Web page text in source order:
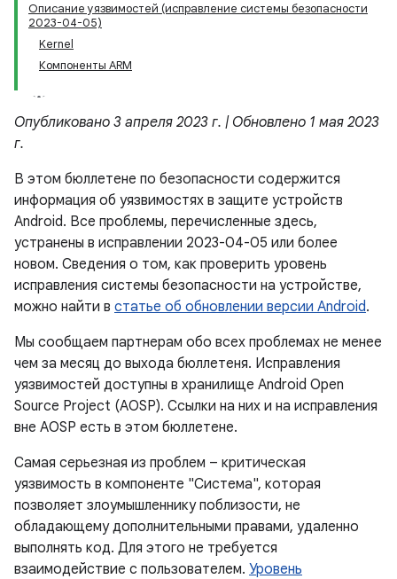
Описание уязвимостей (исправление системы безопасности
2023-04-05)
Kernel
Компоненты ARM
Опубликовано 3 апреля 2023 г. | Обновлено 1 мая 2023
г.
В этом бюллетене по безопасности содержится
информация об уязвимостях в защите устройств
Android. Все проблемы, перечисленные здесь,
устранены в исправлении 2023-04-05 или более
новом. Сведения о том, как проверить уровень
исправления системы безопасности на устройстве,
можно найти в статье об обновлении версии Android.
Мы сообщаем партнерам обо всех проблемах не менее
чем за месяц до выхода бюллетеня. Исправления
уязвимостей доступны в хранилище Android Open
Source Project (AOSP). Ссылки на них и на исправления
вне AOSP есть в этом бюллетене.
Самая серьезная из проблем – критическая
уязвимость в компоненте "Система", которая
позволяет злоумышленнику поблизости, не
обладающему дополнительными правами, удаленно
выполнять код. Для этого не требуется
взаимодействие с пользователем. Уровень